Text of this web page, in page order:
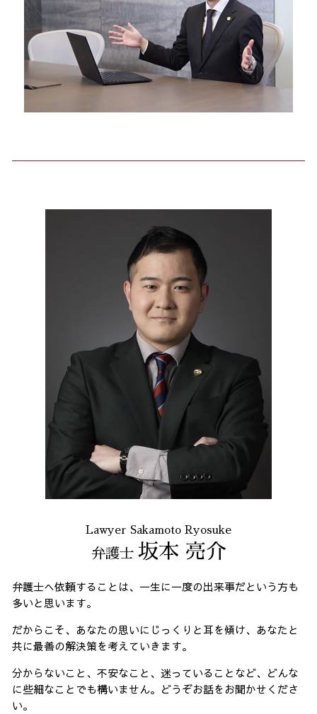
Lawyer Sakamoto Ryosuke
弁護士 坂本 亮介
弁護士へ依頼することは、一生に一度の出来事だという方も
多いと思います。
だからこそ、あなたの思いにじっくりと耳を傾け、あなたと
共に最善の解決策を考えていきます。
分からないこと、不安なこと、迷っていることなど、どんな
に些細なことでも構いません。どうぞお話をお聞かせくださ
い。